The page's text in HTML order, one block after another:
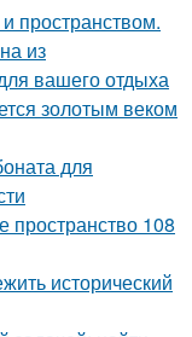
пространством.
из
вашего отдыха
золотым веком
для
пространство 108
исторический